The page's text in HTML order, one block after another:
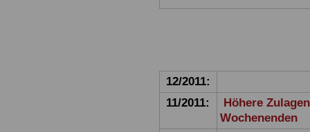
12/2011:
11/2011:
Höhere
Wochenenden